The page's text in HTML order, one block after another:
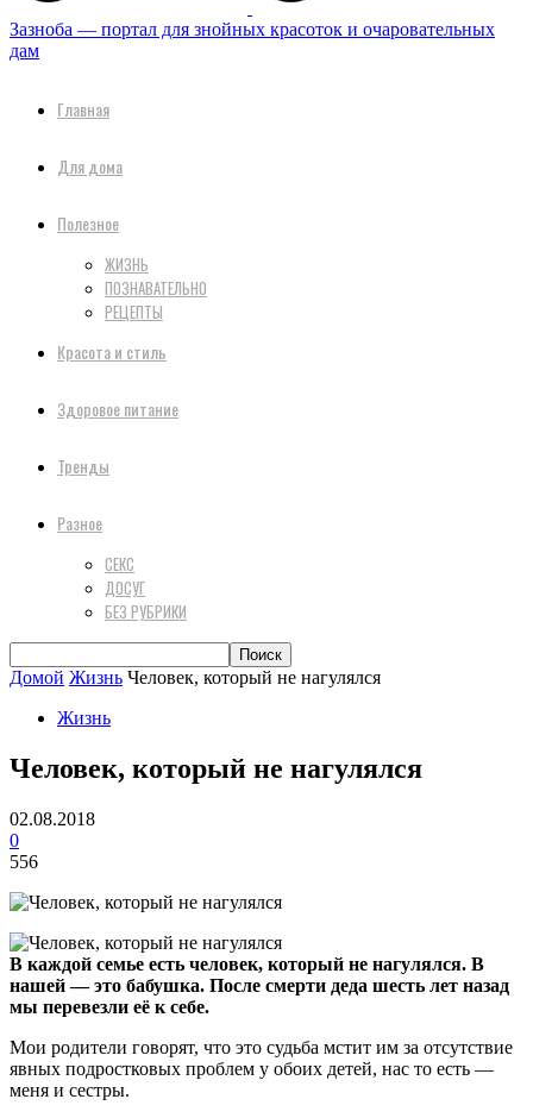
Зазноба — портал для знойных красоток и очаровательных
дам
Главная
Для дома
Полезное
ЖИЗНЬ
ПОЗНАВАТЕЛЬНО
РЕЦЕПТЫ
Красота и стиль
Здоровое питание
Тренды
Разное
СЕКС
ДОСУГ
БЕЗ РУБРИКИ
Домой Жизнь Человек, который не нагулялся
Жизнь
Человек, который не нагулялся
02.08.2018
0
556
В каждой семье есть человек, который не нагулялся. В
нашей — это бабушка. После смерти деда шесть лет назад
мы перевезли её к себе.
Мои родители говорят, что это судьба мстит им за отсутствие
явных подростковых проблем у обоих детей, нас то есть —
меня и сестры.